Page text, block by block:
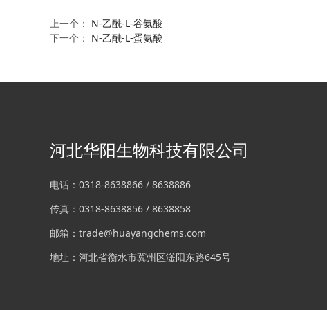
上一个： N-乙酰-L-谷氨酸
下一个： N-乙酰-L-蛋氨酸
河北华阳生物科技有限公司
电话：0318-8638866 / 8638886
传真：0318-8638856 / 8638858
邮箱：trade@huayangchems.com
地址：河北省衡水市冀州区滏阳东路645号